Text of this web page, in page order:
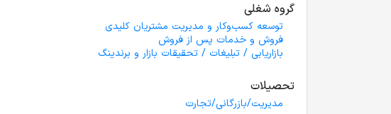
گروه شغلی
توسعه کسب‌وکار و مدیریت مشتریان کلیدی
فروش و خدمات پس از فروش
بازاریابی / تبلیغات / تحقیقات بازار و برندینگ
تحصیلات
مدیریت/بازرگانی/تجارت